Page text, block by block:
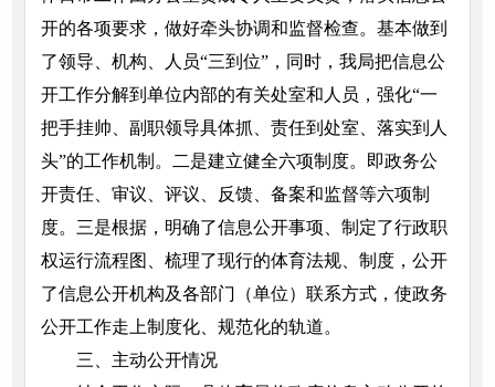
开的各项要求，做好牵头协调和监督检查。基本做到
了领导、机构、人员“三到位”，同时，我局把信息公
开工作分解到单位内部的有关处室和人员，强化“一
把手挂帅、副职领导具体抓、责任到处室、落实到人
头”的工作机制。二是建立健全六项制度。即政务公
开责任、审议、评议、反馈、备案和监督等六项制
度。三是根据，明确了信息公开事项、制定了行政职
权运行流程图、梳理了现行的体育法规、制度，公开
了信息公开机构及各部门（单位）联系方式，使政务
公开工作走上制度化、规范化的轨道。
三、主动公开情况